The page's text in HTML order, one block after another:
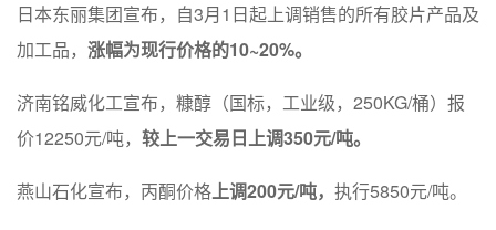
日本东丽集团宣布，自3月1日起上调销售的所有胶片产品及
加工品， 涨幅为现行价格的10~20%。
济南铭威化工宣布，糠醇（国标，工业级，250KG/桶）报
价12250元/吨， 较上一交易日上调350元/吨。
燕山石化宣布，丙酮价格上调200元/吨， 执行5850元/吨。